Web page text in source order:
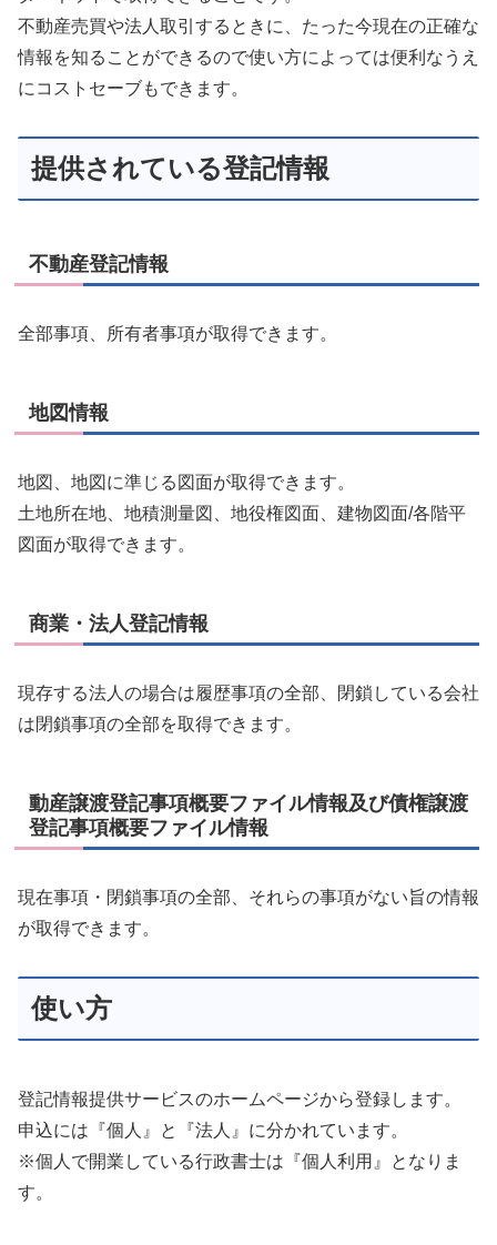
不動産売買や法人取引するときに、たった今現在の正確な
情報を知ることができるので使い方によっては便利なうえ
にコストセーブもできます。
提供されている登記情報
不動産登記情報
全部事項、所有者事項が取得できます。
地図情報
地図、地図に準じる図面が取得できます。
土地所在地、地積測量図、地役権図面、建物図面/各階平
図面が取得できます。
商業・法人登記情報
現存する法人の場合は履歴事項の全部、閉鎖している会社
は閉鎖事項の全部を取得できます。
動産譲渡登記事項概要ファイル情報及び債権譲渡
登記事項概要ファイル情報
現在事項・閉鎖事項の全部、それらの事項がない旨の情報
が取得できます。
使い方
登記情報提供サービスのホームページから登録します。
申込には『個人』と『法人』に分かれています。
※個人で開業している行政書士は『個人利用』となりま
す。